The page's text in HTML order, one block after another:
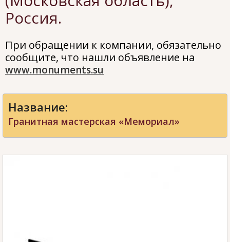
Россия.
При обращении к компании, обязательно
сообщите, что нашли объявление на
www.monuments.su
Название:
Гранитная мастерская «Мемориал»